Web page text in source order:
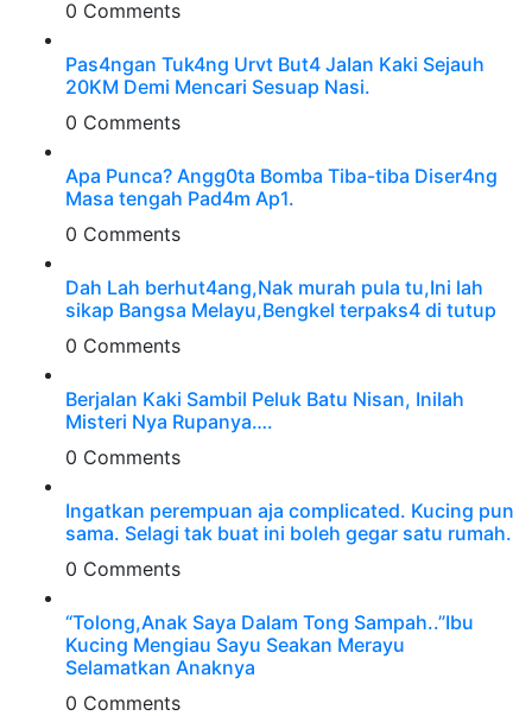
0 Comments
Pas4ngan Tuk4ng Urvt But4 JaIan Kaki Sejauh
20KM Demi Mencari Sesuap Nasi.
0 Comments
Apa Punca? Angg0ta Bomba Tiba-tiba Diser4ng
Masa tengah Pad4m Ap1.
0 Comments
Dah Lah berhut4ang,Nak murah pula tu,Ini lah
sikap Bangsa Melayu,Bengkel terpaks4 di tutup
0 Comments
Berjalan Kaki Sambil Peluk Batu Nisan, Inilah
Misteri Nya Rupanya….
0 Comments
Ingatkan perempuan aja complicated. Kucing pun
sama. Selagi tak buat ini boleh gegar satu rumah.
0 Comments
“Tolong,Anak Saya Dalam Tong Sampah..”Ibu
Kucing Mengiau Sayu Seakan Merayu
Selamatkan Anaknya
0 Comments